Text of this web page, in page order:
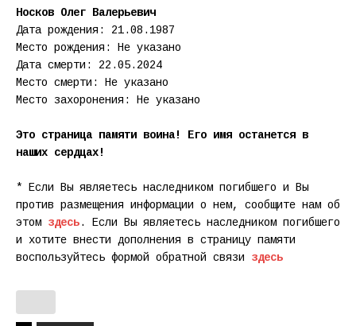
Носков Олег Валерьевич
Дата рождения: 21.08.1987
Место рождения: Не указано
Дата смерти: 22.05.2024
Место смерти: Не указано
Место захоронения: Не указано
Это страница памяти воина! Его имя останется в
наших сердцах!
* Если Вы являетесь наследником погибшего и Вы
против размещения информации о нем, сообщите нам об
этом здесь. Если Вы являетесь наследником погибшего
и хотите внести дополнения в страницу памяти
воспользуйтесь формой обратной связи здесь